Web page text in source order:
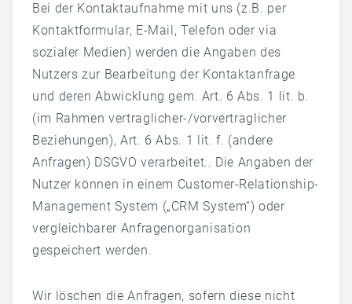
Bei der Kontaktaufnahme mit uns (z.B. per
Kontaktformular, E-Mail, Telefon oder via
sozialer Medien) werden die Angaben des
Nutzers zur Bearbeitung der Kontaktanfrage
und deren Abwicklung gem. Art. 6 Abs. 1 lit. b.
(im Rahmen vertraglicher-/vorvertraglicher
Beziehungen), Art. 6 Abs. 1 lit. f. (andere
Anfragen) DSGVO verarbeitet.. Die Angaben der
Nutzer können in einem Customer-Relationship-
Management System („CRM System“) oder
vergleichbarer Anfragenorganisation
gespeichert werden.
Wir löschen die Anfragen, sofern diese nicht